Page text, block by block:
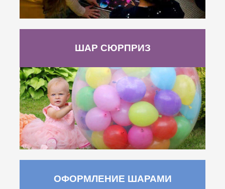
ШАР СЮРПРИЗ
ОФОРМЛЕНИЕ ШАРАМИ